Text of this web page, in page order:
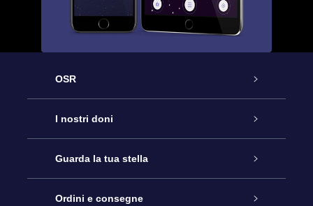
OSR
Assistenza
Contattaci
Blog
I nostri doni
Online Star Gift
Pacchetto regalo OSR
Guarda la tua stella
Registro stellare
Ordini e consegne